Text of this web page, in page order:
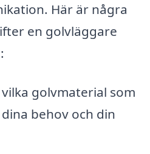
Här är några
en golvläggare
golvmaterial som
behov och din